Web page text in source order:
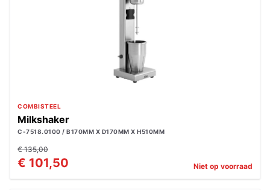
COMBISTEEL
Milkshaker
C-7518.0100 / B170MM X D170MM X H510MM
€ 135,00
€ 101,50 Niet op voorraad